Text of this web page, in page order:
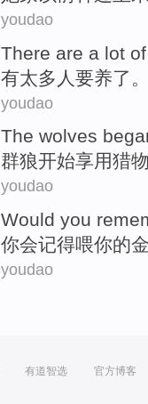
youdao
There are a lot of
有太多人 要养了 。
youdao
The wolves
群狼开始享用猎物
youdao
Would you
你会记得喂你的
youdao
有道智选 官方博客